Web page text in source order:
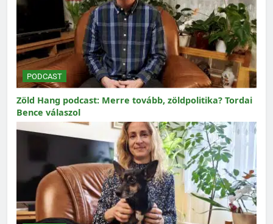
PODCAST
Zöld Hang podcast: Merre tovább, zöldpolitika? Tordai
Bence válaszol